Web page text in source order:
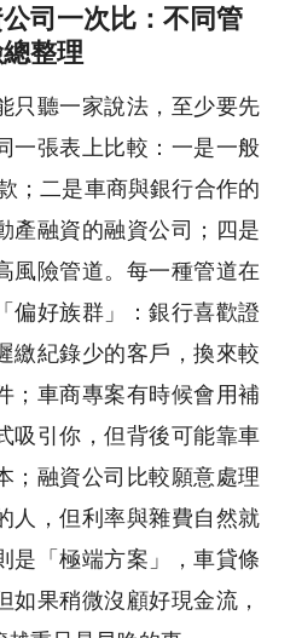
司一次比：不同管
整理
只聽一家說法，至少要先
一張表上比較：一是一般
；二是車商與銀行合作的
產融資的融資公司；四是
風險管道。每一種管道在
偏好族群」：銀行喜歡證
繳紀錄少的客戶，換來較
；車商專案有時候會用補
吸引你，但背後可能靠車
；融資公司比較願意處理
人，但利率與雜費自然就
是「極端方案」，車貸條
如果稍微沒顧好現金流，